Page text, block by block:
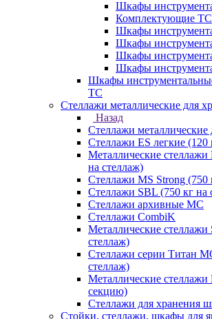
Шкафы
Комплектующие ТС
Шкафы
Шкафы
Шкафы
Шкафы
Шкафы
TC
Стеллажи металлические для
Назад
Стеллажи металлические
Стеллажи ES легкие (120
Металлические стеллажи
на стеллаж)
Стеллажи MS Strong (750
Стеллажи SBL (750 кг на
Стеллажи архивные МС
Стеллажи CombiK
Металлические стеллажи
стеллаж)
Стеллажи серии Титан
стеллаж)
Металлические стеллажи
секцию)
Стеллажи для хранения
Стойки, стеллажи, шкафы для